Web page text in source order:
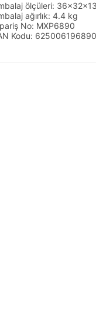
ölçüleri:
ağırlık: 4.4 kg
No: MXP6890
Kodu: